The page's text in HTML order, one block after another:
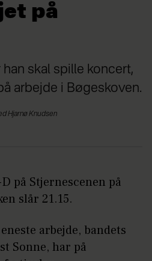
på
han skal spille koncert,
arbejde i Bøgeskoven.
Hjarnø Knudsen
på Stjernescenen på
slår 21.15.
arbejde, bandets
Sonne, har på